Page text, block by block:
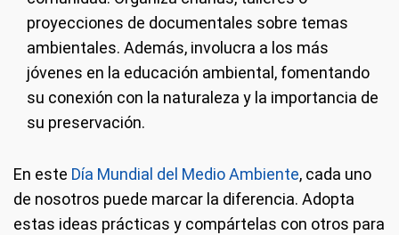
proyecciones de documentales sobre temas
ambientales. Además, involucra a los más
jóvenes en la educación ambiental, fomentando
su conexión con la naturaleza y la importancia de
su preservación.
En este Día Mundial del Medio Ambiente, cada uno
de nosotros puede marcar la diferencia. Adopta
estas ideas prácticas y compártelas con otros para